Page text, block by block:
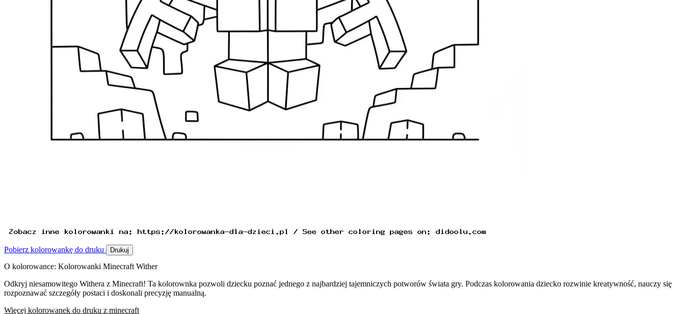
Pobierz kolorowankę do druku Drukuj
O kolorowance: Kolorowanki Minecraft Wither
Odkryj niesamowitego Withera z Minecraft! Ta kolorownka pozwoli dziecku poznać jednego z najbardziej tajemniczych potworów świata gry. Podczas kolorowania dziecko rozwinie kreatywność, nauczy się
rozpoznawać szczegóły postaci i doskonali precyzję manualną.
Więcej kolorowanek do druku z minecraft